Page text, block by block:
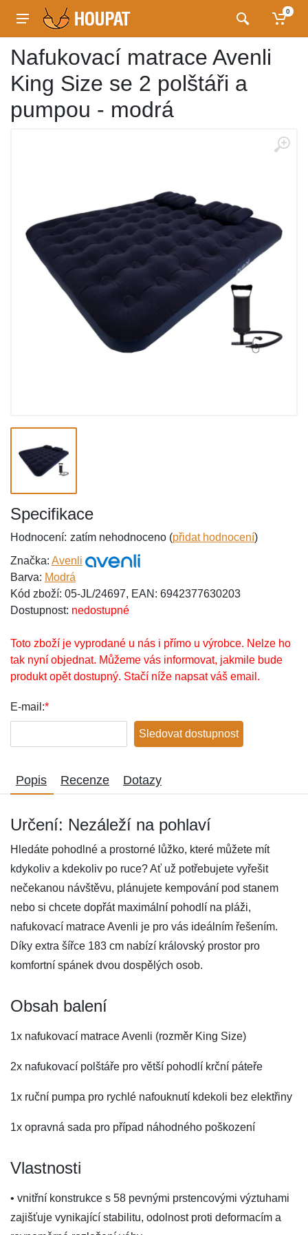
0
Nafukovací matrace Avenli
King Size se 2 polštáři a
pumpou - modrá
Specifikace
Hodnocení: zatím nehodnoceno (přidat hodnocení)
Značka: Avenli
Barva: Modrá
Kód zboží: 05-JL/24697, EAN: 6942377630203
Dostupnost: nedostupné
Toto zboží je vyprodané u nás i přímo u výrobce. Nelze ho
tak nyní objednat. Můžeme vás informovat, jakmile bude
produkt opět dostupný. Stačí níže napsat váš email.
E-mail:*
Sledovat dostupnost
Popis Recenze Dotazy
Určení: Nezáleží na pohlaví
Hledáte pohodlné a prostorné lůžko, které můžete mít
kdykoliv a kdekoliv po ruce? Ať už potřebujete vyřešit
nečekanou návštěvu, plánujete kempování pod stanem
nebo si chcete dopřát maximální pohodlí na pláži,
nafukovací matrace Avenli je pro vás ideálním řešením.
Díky extra šířce 183 cm nabízí královský prostor pro
komfortní spánek dvou dospělých osob.
Obsah balení
1x nafukovací matrace Avenli (rozměr King Size)
2x nafukovací polštáře pro větší pohodlí krční páteře
1x ruční pumpa pro rychlé nafouknutí kdekoli bez elektřiny
1x opravná sada pro případ náhodného poškození
Vlastnosti
• vnitřní konstrukce s 58 pevnými prstencovými výztuhami
zajišťuje vynikající stabilitu, odolnost proti deformacím a